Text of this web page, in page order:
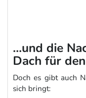
…und die
Dach für
Doch es gibt auch
sich bringt: